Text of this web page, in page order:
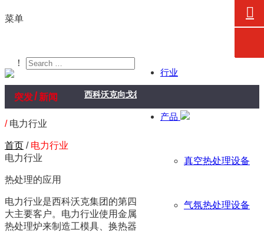
菜单
行业
产品
真空热处理设备
气氛热处理设备
！
突发/新闻 西科沃克向戈德瑞吉企业集团航空航天业务交付真
/电力行业
首页 / 电力行业
电力行业
热处理的应用
电力行业是西科沃克集团的第四
大主要客户。电力行业使用金属
热处理炉来制造工模具、换热器